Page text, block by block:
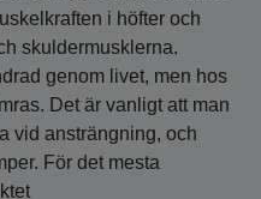
i höfter och
skuldermusklerna.
genom livet, men hos
Det är vanligt att man
vid ansträngning, och
För det mesta